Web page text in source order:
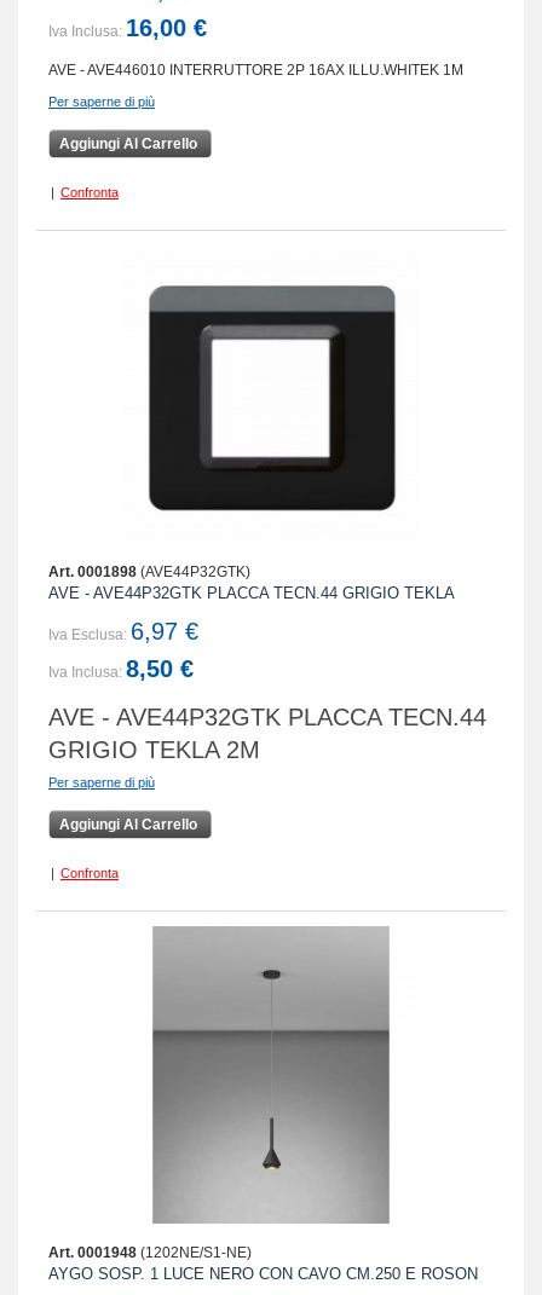
Iva Inclusa: 16,00 €
AVE - AVE446010 INTERRUTTORE 2P 16AX ILLU.WHITEK 1M
Per saperne di più
Aggiungi Al Carrello
| Confronta
Art. 0001898 (AVE44P32GTK)
AVE - AVE44P32GTK PLACCA TECN.44 GRIGIO TEKLA
Iva Esclusa: 6,97 €
Iva Inclusa: 8,50 €
AVE - AVE44P32GTK PLACCA TECN.44
GRIGIO TEKLA 2M
Per saperne di più
Aggiungi Al Carrello
| Confronta
Art. 0001948 (1202NE/S1-NE)
AYGO SOSP. 1 LUCE NERO CON CAVO CM.250 E ROSON